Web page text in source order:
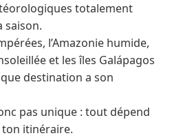
totalement
saison.
l’Amazonie humide,
et les îles Galápagos
destination a son
pas unique : tout dépend
ton itinéraire.